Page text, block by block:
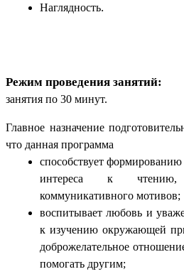
Наглядность.
Режим проведения занятий:
занятия по 30 минут.
Главное назначение
что данная программа
способствует
интереса к чтению,
коммуникативного мотивов;
воспитывает любовь и
к изучению окружающей
доброжелательное
помогать другим;